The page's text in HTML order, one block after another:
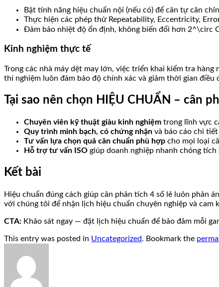
Bật tính năng hiệu chuẩn nội (nếu có) để cân tự cân
Thực hiện các phép thử Repeatability, Eccentricity,
Đảm bảo nhiệt độ ổn định, không biến đổi hơn 2^\circ
Kinh nghiệm thực tế
Trong các nhà máy dệt may lớn, việc triển khai kiểm tra
thí nghiệm luôn đảm bảo độ chính xác và giảm thời gian điều
Tại sao nên chọn HIỆU CHUẨN – cân
Chuyên viên kỹ thuật giàu kinh nghiệm trong lĩnh vực
Quy trình minh bạch, có chứng nhận và báo cáo chi
Tư vấn lựa chọn quả cân chuẩn phù hợp cho mọi loại
Hỗ trợ tư vấn ISO giúp doanh nghiệp nhanh chóng
Kết bài
Hiệu chuẩn đúng cách giúp cân phân tích 4 số lẻ luôn phản
với chúng tôi để nhận lịch hiệu chuẩn chuyên nghiệp và cam
CTA: Khảo sát ngay — đặt lịch hiệu chuẩn để bảo đảm mỗi
This entry was posted in Uncategorized. Bookmark the